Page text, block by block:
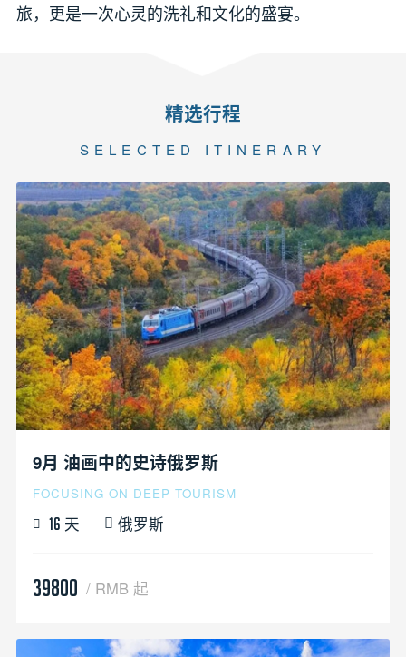
旅，更是一次心灵的洗礼和文化的盛宴。
精选行程
SELECTED ITINERARY
9月 油画中的史诗俄罗斯
FOCUSING ON DEEP TOURISM
16 天 俄罗斯
39800 / RMB 起